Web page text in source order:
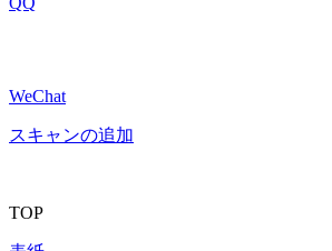
WeChat
スキャンの追加
TOP